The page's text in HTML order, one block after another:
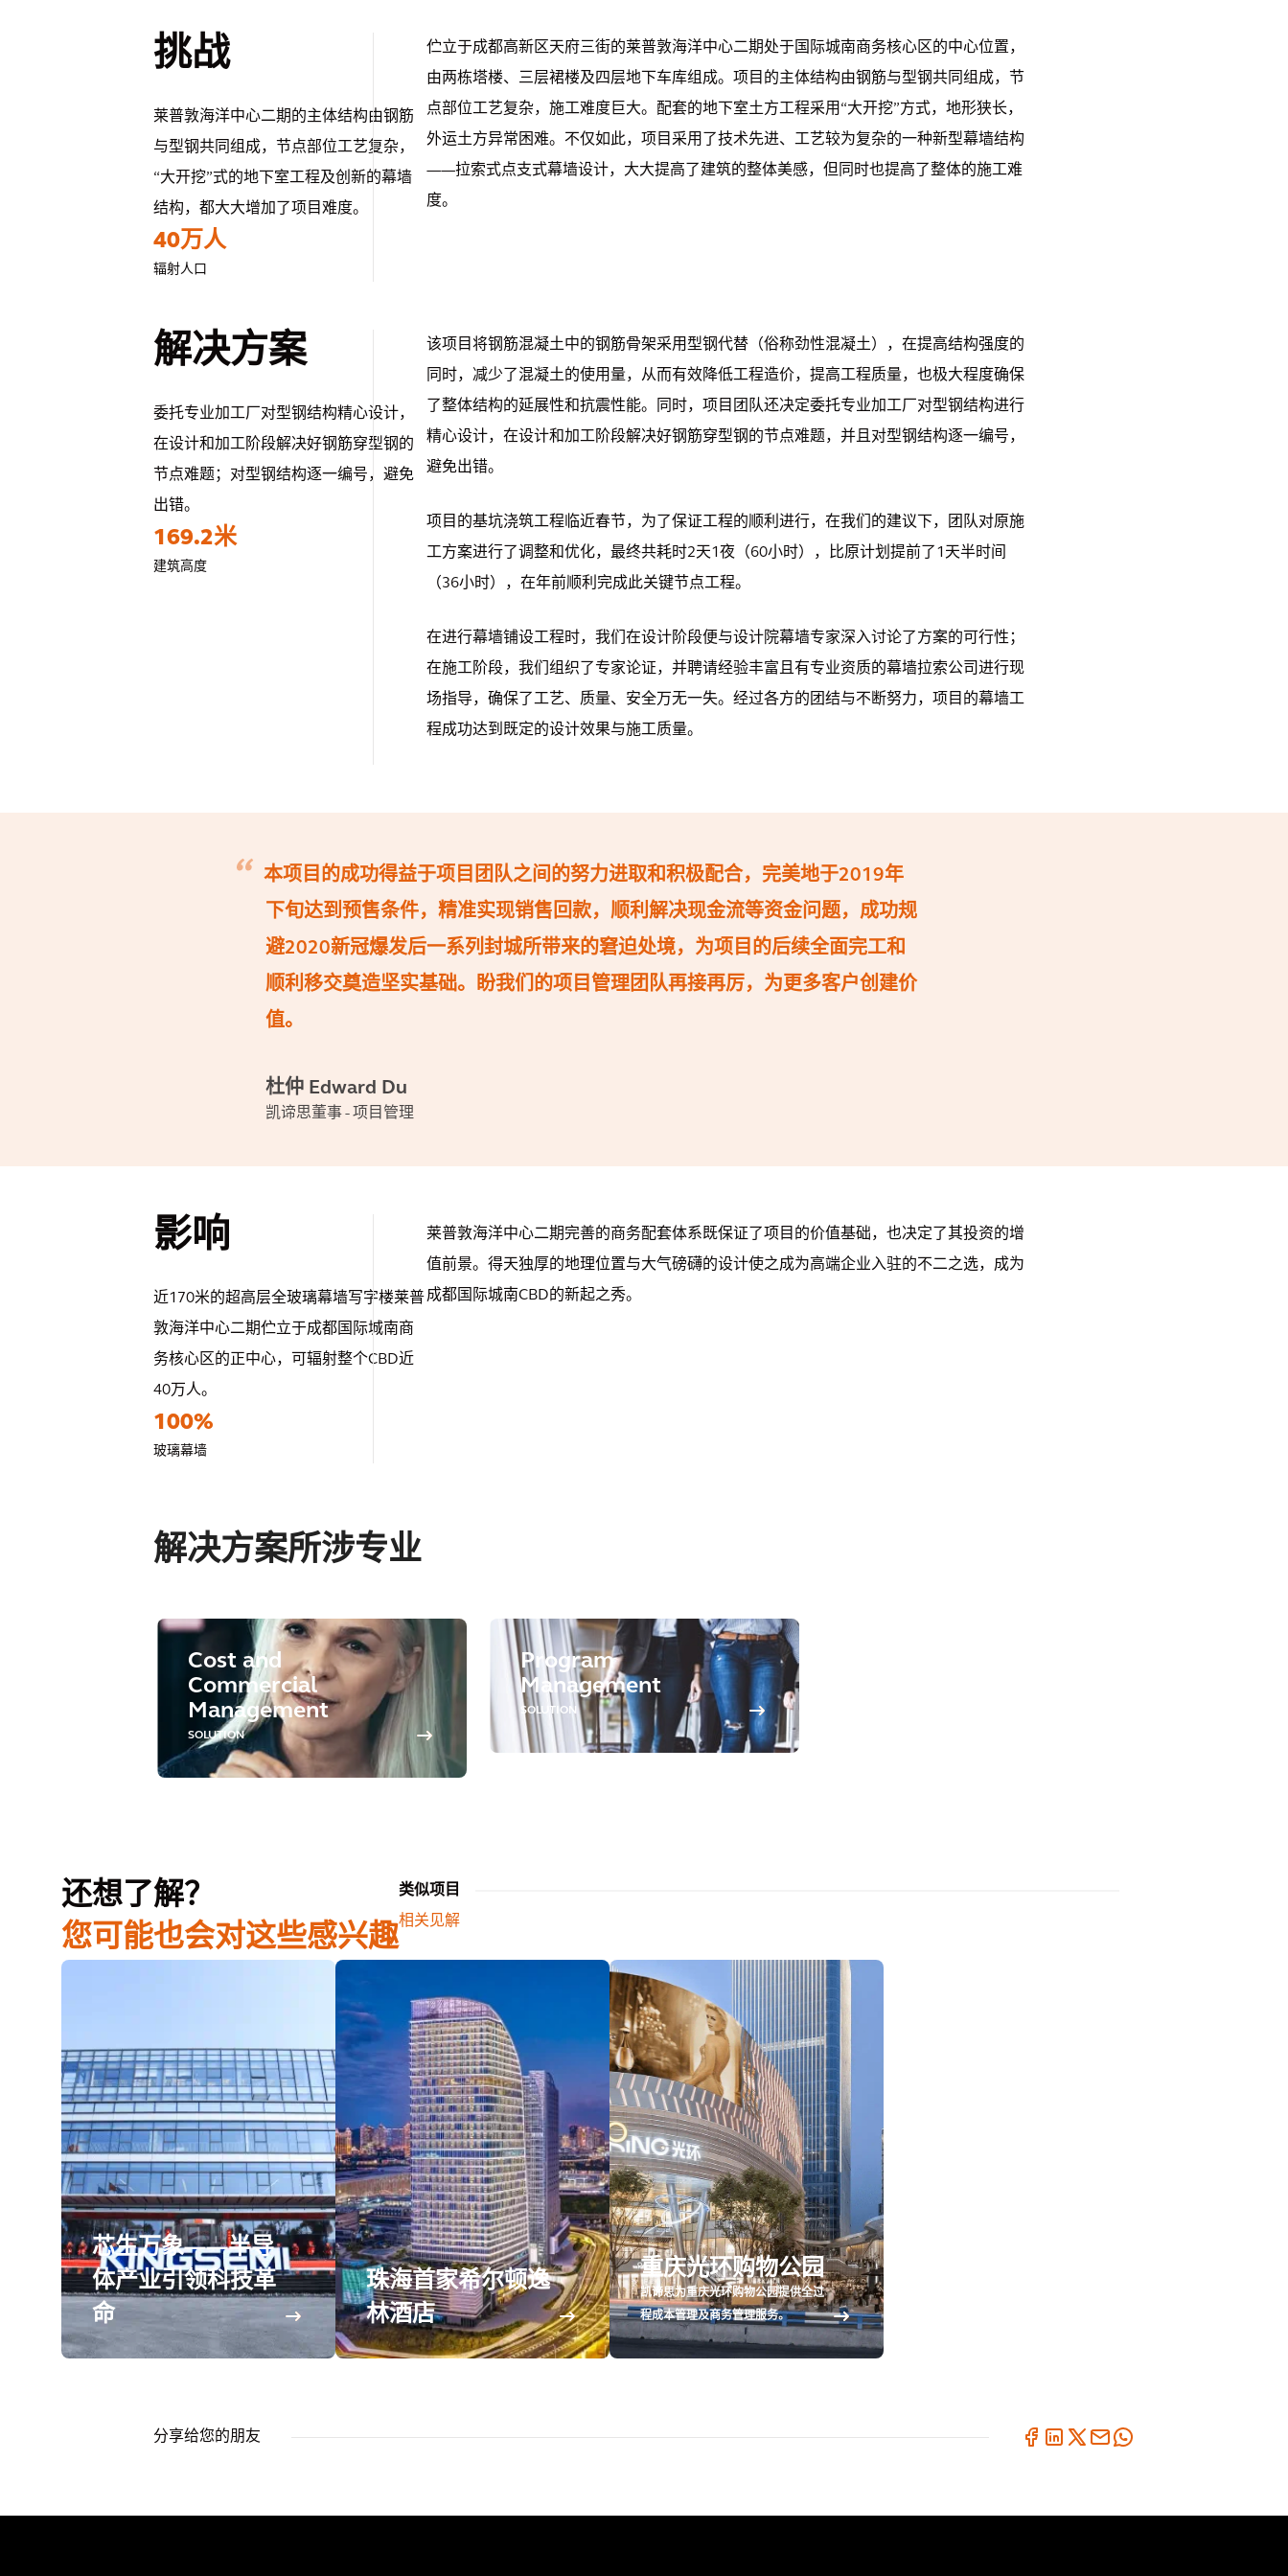
挑战
莱普敦海洋中心二期的主体结构由钢筋
与型钢共同组成，节点部位工艺复杂，
“大开挖”式的地下室工程及创新的幕墙
结构，都大大增加了项目难度。
40万人
辐射人口
伫立于成都高新区天府三街的莱普敦海洋中心二期处于国际城南商务核心区的中心位置，
由两栋塔楼、三层裙楼及四层地下车库组成。项目的主体结构由钢筋与型钢共同组成，节
点部位工艺复杂，施工难度巨大。配套的地下室土方工程采用“大开挖”方式，地形狭长，
外运土方异常困难。不仅如此，项目采用了技术先进、工艺较为复杂的一种新型幕墙结构
——拉索式点支式幕墙设计，大大提高了建筑的整体美感，但同时也提高了整体的施工难
度。
解决方案
委托专业加工厂对型钢结构精心设计，
在设计和加工阶段解决好钢筋穿型钢的
节点难题；对型钢结构逐一编号，避免
出错。
169.2米
建筑高度
该项目将钢筋混凝土中的钢筋骨架采用型钢代替（俗称劲性混凝土），在提高结构强度的
同时，减少了混凝土的使用量，从而有效降低工程造价，提高工程质量，也极大程度确保
了整体结构的延展性和抗震性能。同时，项目团队还决定委托专业加工厂对型钢结构进行
精心设计，在设计和加工阶段解决好钢筋穿型钢的节点难题，并且对型钢结构逐一编号，
避免出错。
项目的基坑浇筑工程临近春节，为了保证工程的顺利进行，在我们的建议下，团队对原施
工方案进行了调整和优化，最终共耗时2天1夜（60小时），比原计划提前了1天半时间
（36小时），在年前顺利完成此关键节点工程。
在进行幕墙铺设工程时，我们在设计阶段便与设计院幕墙专家深入讨论了方案的可行性；
在施工阶段，我们组织了专家论证，并聘请经验丰富且有专业资质的幕墙拉索公司进行现
场指导，确保了工艺、质量、安全万无一失。经过各方的团结与不断努力，项目的幕墙工
程成功达到既定的设计效果与施工质量。
本项目的成功得益于项目团队之间的努力进取和积极配合，完美地于2019年
下旬达到预售条件，精准实现销售回款，顺利解决现金流等资金问题，成功规
避2020新冠爆发后一系列封城所带来的窘迫处境，为项目的后续全面完工和
顺利移交奠造坚实基础。盼我们的项目管理团队再接再厉，为更多客户创建价
值。
杜仲 Edward Du
凯谛思董事 - 项目管理
影响
近170米的超高层全玻璃幕墙写字楼莱普
敦海洋中心二期伫立于成都国际城南商
务核心区的正中心，可辐射整个CBD近
40万人。
100%
玻璃幕墙
莱普敦海洋中心二期完善的商务配套体系既保证了项目的价值基础，也决定了其投资的增
值前景。得天独厚的地理位置与大气磅礴的设计使之成为高端企业入驻的不二之选，成为
成都国际城南CBD的新起之秀。
解决方案所涉专业
Cost and
Commercial
Management
SOLUTION
Program
Management
SOLUTION
还想了解？
您可能也会对这些感兴趣
类似项目
相关见解
芯生万象——半导
体产业引领科技革
命
珠海首家希尔顿逸
林酒店
重庆光环购物公园
凯谛思为重庆光环购物公园提供全过
程成本管理及商务管理服务。
分享给您的朋友